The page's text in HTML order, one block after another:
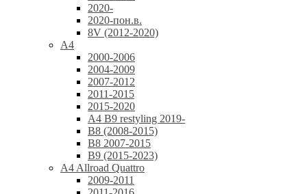
2020-
2020-пон.в.
8V (2012-2020)
A4
2000-2006
2004-2009
2007-2012
2011-2015
2015-2020
A4 B9 restyling 2019-
B8 (2008-2015)
B8 2007-2015
B9 (2015-2023)
A4 Allroad Quattro
2009-2011